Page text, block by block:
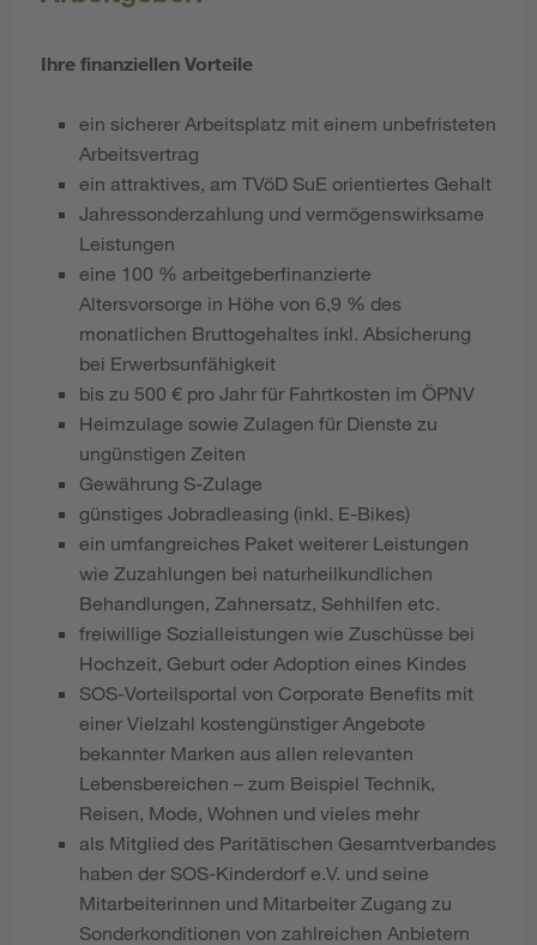
Ihre finanziellen Vorteile
ein sicherer Arbeitsplatz mit einem unbefristeten
Arbeitsvertrag
ein attraktives, am TVöD SuE orientiertes Gehalt
Jahressonderzahlung und vermögenswirksame
Leistungen
eine 100 % arbeitgeberfinanzierte
Altersvorsorge in Höhe von 6,9 % des
monatlichen Bruttogehaltes inkl. Absicherung
bei Erwerbsunfähigkeit
bis zu 500 € pro Jahr für Fahrtkosten im ÖPNV
Heimzulage sowie Zulagen für Dienste zu
ungünstigen Zeiten
Gewährung S-Zulage
günstiges Jobradleasing (inkl. E-Bikes)
ein umfangreiches Paket weiterer Leistungen
wie Zuzahlungen bei naturheilkundlichen
Behandlungen, Zahnersatz, Sehhilfen etc.
freiwillige Sozialleistungen wie Zuschüsse bei
Hochzeit, Geburt oder Adoption eines Kindes
SOS-Vorteilsportal von Corporate Benefits mit
einer Vielzahl kostengünstiger Angebote
bekannter Marken aus allen relevanten
Lebensbereichen – zum Beispiel Technik,
Reisen, Mode, Wohnen und vieles mehr
als Mitglied des Paritätischen Gesamtverbandes
haben der SOS-Kinderdorf e.V. und seine
Mitarbeiterinnen und Mitarbeiter Zugang zu
Sonderkonditionen von zahlreichen Anbietern